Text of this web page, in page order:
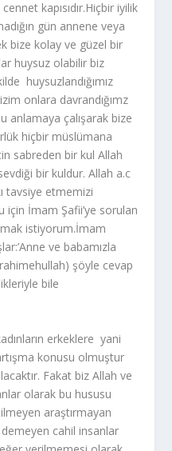
kapısıdır.Hiçbir iyilik
gün annene veya
bize kolay ve güzel bir
huysuz olabilir biz
huysuzlandığımız
onlara davrandığımz
anlamaya çalışarak bize
hiçbir müslümana
sabreden bir kul Allah
bir kuldur. Allah a.c
tavsiye etmemizi
için İmam Şafii’ye sorulan
istiyorum.İmam
ve babamızla
şöyle cevap
bile
erkeklere yani
konusu olmuştur
Fakat biz Allah ve
olarak bu hususu
araştırmayan
cahil insanlar